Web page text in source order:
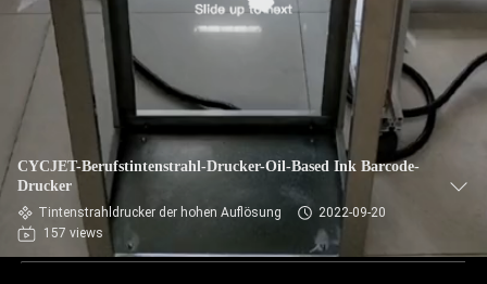
CYCJET-Berufstintenstrahl-Drucker-Oil-Based Ink Barcode-
Drucker
Tintenstrahldrucker der hohen Auflösung
2022-09-20
157 views